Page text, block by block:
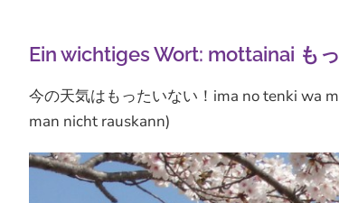
Ein wichtiges Wort: mottainai も
今の天気はもったいない！ima no tenki wa
man nicht rauskann)